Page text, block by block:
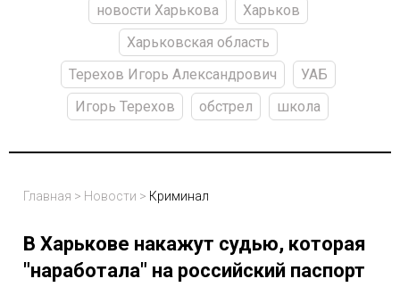
новости Харькова
Харьков
Харьковская область
Терехов Игорь Александрович
УАБ
Игорь Терехов
обстрел школа
Главная > Новости > Криминал
В Харькове накажут судью, которая
"наработала" на российский паспорт